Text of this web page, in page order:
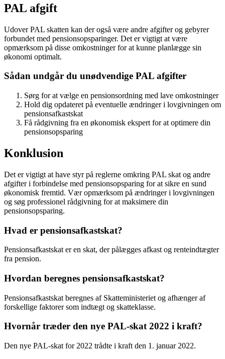
PAL afgift
Udover PAL skatten kan der også være andre afgifter og gebyrer
forbundet med pensionsopsparinger. Det er vigtigt at være
opmærksom på disse omkostninger for at kunne planlægge sin
økonomi optimalt.
Sådan undgår du unødvendige PAL afgifter
Sørg for at vælge en pensionsordning med lave omkostninger
Hold dig opdateret på eventuelle ændringer i lovgivningen om
pensionsafkastskat
Få rådgivning fra en økonomisk ekspert for at optimere din
pensionsopsparing
Konklusion
Det er vigtigt at have styr på reglerne omkring PAL skat og andre
afgifter i forbindelse med pensionsopsparing for at sikre en sund
økonomisk fremtid. Vær opmærksom på ændringer i lovgivningen
og søg professionel rådgivning for at maksimere din
pensionsopsparing.
Hvad er pensionsafkastskat?
Pensionsafkastskat er en skat, der pålægges afkast og renteindtægter
fra pension.
Hvordan beregnes pensionsafkastskat?
Pensionsafkastskat beregnes af Skatteministeriet og afhænger af
forskellige faktorer som indtægt og skatteklasse.
Hvornår træder den nye PAL-skat 2022 i kraft?
Den nye PAL-skat for 2022 trådte i kraft den 1. januar 2022.